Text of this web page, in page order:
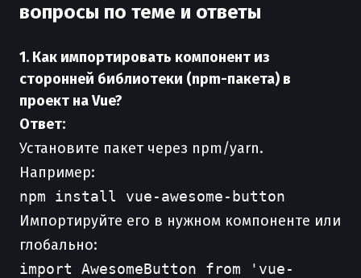
вопросы по теме и ответы
1. Как импортировать компонент из
сторонней библиотеки (npm-пакета) в
проект на Vue?
Ответ:
Установите пакет через npm/yarn.
Например:
npm install vue-awesome-button
Импортируйте его в нужном компоненте или
глобально:
import AwesomeButton from 'vue-